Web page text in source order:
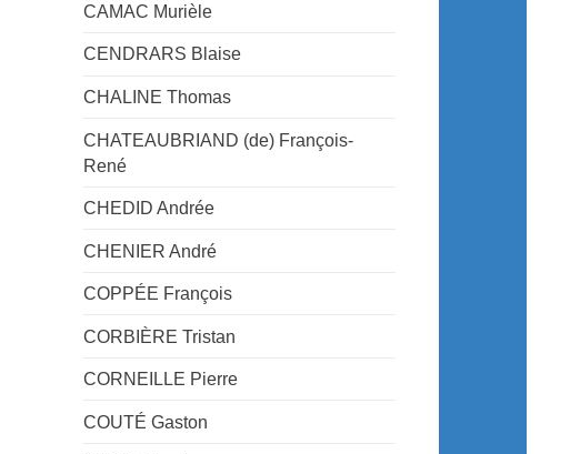
CAMAC Murièle
CENDRARS Blaise
CHALINE Thomas
CHATEAUBRIAND (de) François-
René
CHEDID Andrée
CHENIER André
COPPÉE François
CORBIÈRE Tristan
CORNEILLE Pierre
COUTÉ Gaston